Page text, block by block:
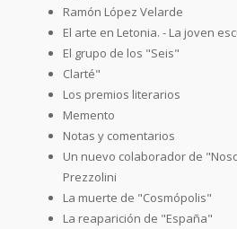
Ramón López Velarde
El arte en Letonia. - La joven
El grupo de los "Seis"
Clarté"
Los premios literarios
Memento
Notas y comentarios
Un nuevo colaborador de
Prezzolini
La muerte de "Cosmópolis"
La reaparición de "España"